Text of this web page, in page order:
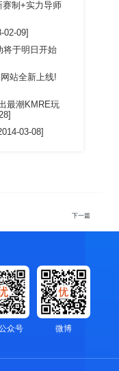
赛制+实力导师
09]
将于明日开始
站全新上线!
最潮KMRE玩
03-08]
下一篇
微博
众号